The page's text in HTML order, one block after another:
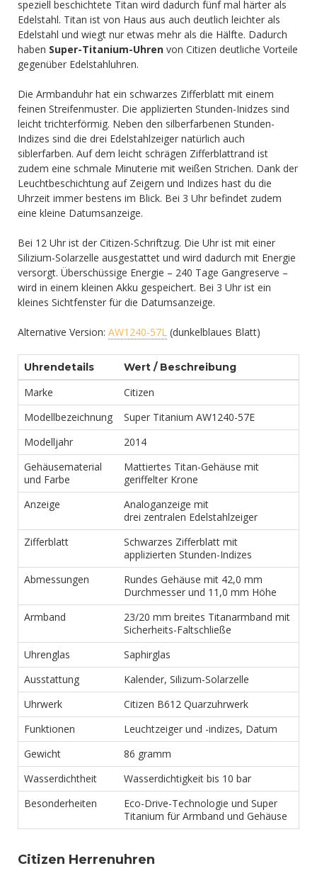
speziell beschichtete Titan wird dadurch fünf mal härter als
Edelstahl. Titan ist von Haus aus auch deutlich leichter als
Edelstahl und wiegt nur etwas mehr als die Hälfte. Dadurch
haben Super-Titanium-Uhren von Citizen deutliche Vorteile
gegenüber Edelstahluhren.
Die Armbanduhr hat ein schwarzes Zifferblatt mit einem
feinen Streifenmuster. Die applizierten Stunden-Inidzes sind
leicht trichterförmig. Neben den silberfarbenen Stunden-
Indizes sind die drei Edelstahlzeiger natürlich auch
siblerfarben. Auf dem leicht schrägen Zifferblattrand ist
zudem eine schmale Minuterie mit weißen Strichen. Dank der
Leuchtbeschichtung auf Zeigern und Indizes hast du die
Uhrzeit immer bestens im Blick. Bei 3 Uhr befindet zudem
eine kleine Datumsanzeige.
Bei 12 Uhr ist der Citizen-Schriftzug. Die Uhr ist mit einer
Silizium-Solarzelle ausgestattet und wird dadurch mit Energie
versorgt. Überschüssige Energie – 240 Tage Gangreserve –
wird in einem kleinen Akku gespeichert. Bei 3 Uhr ist ein
kleines Sichtfenster für die Datumsanzeige.
Alternative Version: AW1240-57L (dunkelblaues Blatt)
Uhrendetails Wert / Beschreibung
Marke
Citizen
Modellbezeichnung
Super Titanium AW1240-57E
Modelljahr
2014
Gehäusematerial
und Farbe
Mattiertes Titan-Gehäuse mit
geriffelter Krone
Anzeige
Analoganzeige mit
drei zentralen Edelstahlzeiger
Zifferblatt
Schwarzes Zifferblatt mit
applizierten Stunden-Indizes
Abmessungen
Rundes Gehäuse mit 42,0 mm
Durchmesser und 11,0 mm Höhe
Armband
23/20 mm breites Titanarmband mit
Sicherheits-Faltschließe
Uhrenglas
Saphirglas
Ausstattung
Kalender, Silizum-Solarzelle
Uhrwerk
Citizen B612 Quarzuhrwerk
Funktionen
Leuchtzeiger und -indizes, Datum
Gewicht
86 gramm
Wasserdichtheit
Wasserdichtigkeit bis 10 bar
Besonderheiten
Eco-Drive-Technologie und Super
Titanium für Armband und Gehäuse
Citizen Herrenuhren